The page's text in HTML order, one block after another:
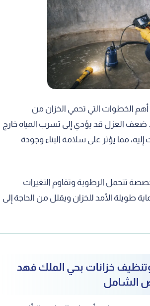
أهم الخطوات التي تحمي الخزان من
ضعف العزل قد يؤدي إلى تسرب المياه خارج
مما يؤثر على سلامة البناء وجودة
تتحمل الرطوبة وتقاوم التغيرات
طويلة الأمد للخزان ويقلل من الحاجة إلى
خزانات بحي الملك فهد
الشامل